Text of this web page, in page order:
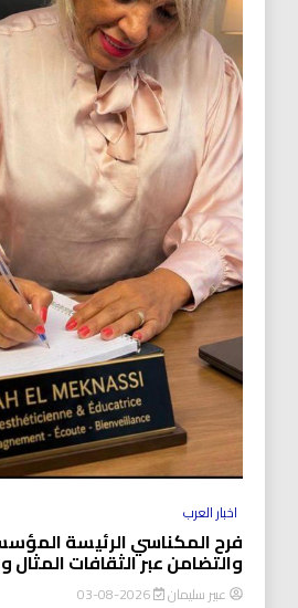
اخبار العرب
فرح المكناسي الرئيسة
والتضامن عبر الثقافات المثال
عبير سليمان 2026-08-03